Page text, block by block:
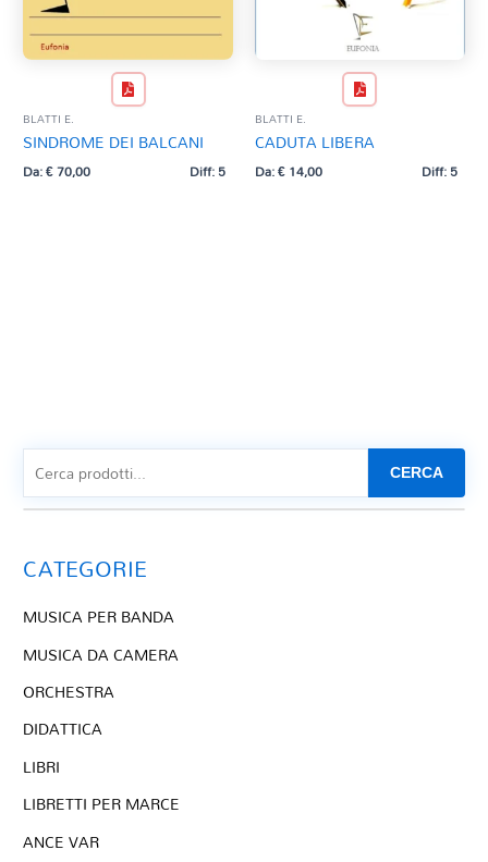
BLATTI E.
SINDROME DEI BALCANI
Da:€70,00 Diff: 5
BLATTI E.
CADUTA LIBERA
Da:€14,00 Diff: 5
CERCA
CATEGORIE
MUSICA PER BANDA
MUSICA DA CAMERA
ORCHESTRA
DIDATTICA
LIBRI
LIBRETTI PER MARCE
ANCE VAR